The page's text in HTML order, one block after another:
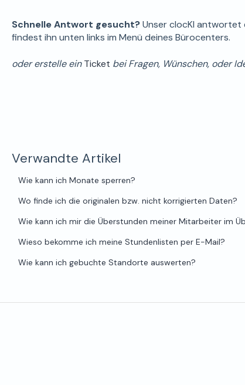
Schnelle Antwort gesucht?Unser clocKI antwortet
findest ihn unten links im Menü deines Bürocenters.
oder erstelle einTicket bei Fragen, Wünschen, oder
Verwandte Artikel
Wie kann ich Monate sperren?
Wo finde ich die originalen bzw. nicht korrigierten Daten?
Wie kann ich mir die Überstunden meiner Mitarbeiter im
Wieso bekomme ich meine Stundenlisten per E-Mail?
Wie kann ich gebuchte Standorte auswerten?